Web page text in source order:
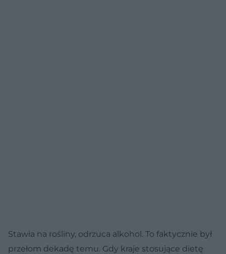
Stawia na rośliny, odrzuca alkohol. To faktycznie był
przełom dekadę temu. Gdy kraje stosujące dietę